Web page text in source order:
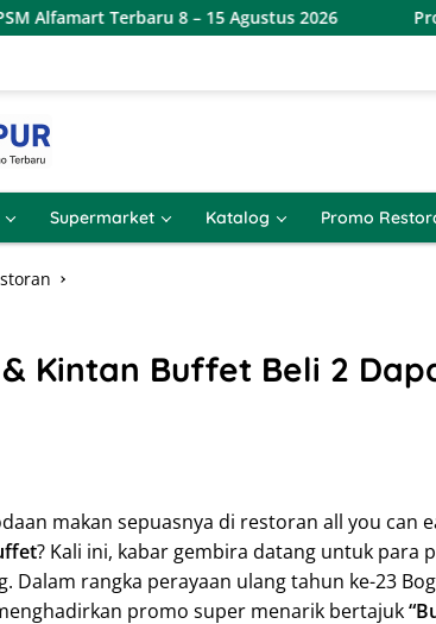
8 – 15 Agustus 2026 Promo Alfamart
Supermarket Katalog Promo
Kintan Buffet Beli 2
makan sepuasnya di restoran all you can
? Kali ini, kabar gembira datang untuk para
Dalam rangka perayaan ulang tahun ke-23
promo super menarik bertajuk